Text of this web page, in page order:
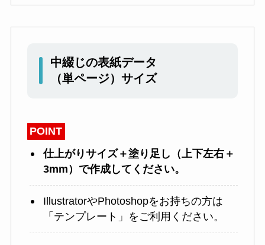
中綴じの表紙データ
（単ページ）サイズ
POINT
仕上がりサイズ＋塗り足し（上下左右＋
3mm）で作成してください。
IllustratorやPhotoshopをお持ちの方は
「テンプレート」をご利用ください。